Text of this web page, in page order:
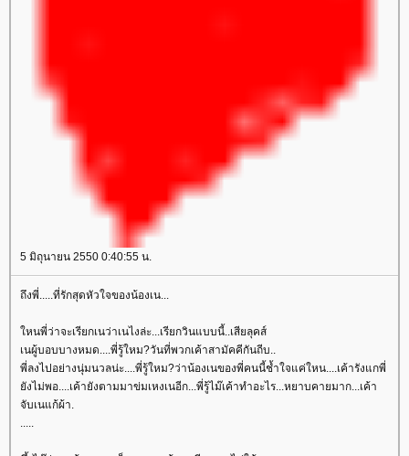
5 มิถุนายน 2550 0:40:55 น.
ถึงพี่.....ที่รักสุดหัวใจของน้องเน...
หนพี่ว่าจะเรียกเนว่าเนไงล่ะ...เรียกวินแบบนี้..เสียลุคส์
เนผู้บอบบางหมด....พี่รู้ใหม?วันที่พวกเค้าสามัคคีกันถีบ..
พี่ลงไปอย่างนุ่มนวลน่ะ....พี่รู้ใหม?ว่าน้องเนของพี่คนนี้ช้ำใจแค่ใหน....เค้ารังแกพี่
ังไม่พอ....เค้ายังตามมาข่มเหงเนอีก...พี่รู้ไม๊เค้าทำอะไร...หยาบคายมาก...เค้า
จับเนแก้ผ้า.
.....